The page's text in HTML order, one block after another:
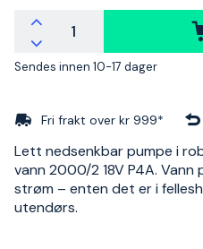
Sendes innen 10-17 dager
Fri frakt over kr 999*
Lett nedsenkbar pumpe i
vann 2000/2 18V P4A. Vann
strøm – enten det er i
utendørs.